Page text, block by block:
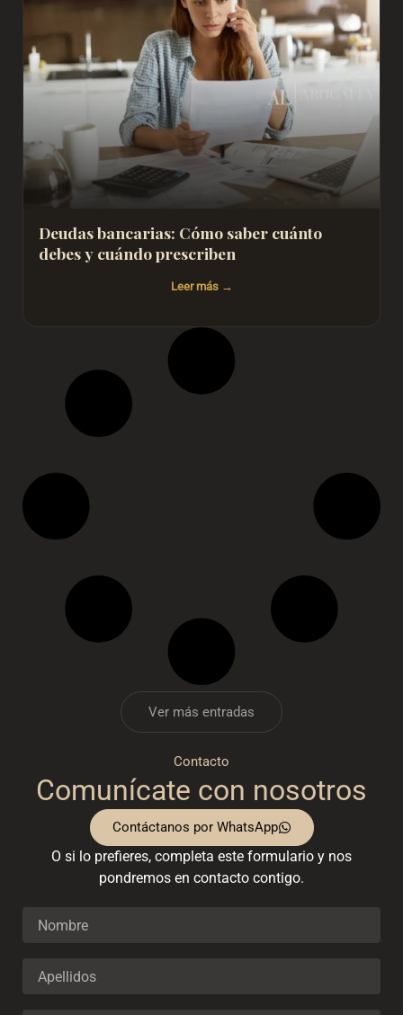
Deudas bancarias: Cómo saber cuánto
debes y cuándo prescriben
Leer más
Ver más entradas
Contacto
Comunícate con nosotros
Contáctanos por WhatsApp
O si lo prefieres, completa este formulario y nos
pondremos en contacto contigo.